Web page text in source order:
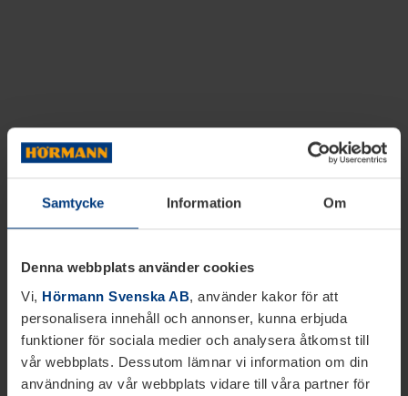
Samtycke Information Om
Denna webbplats använder cookies
Vi, Hörmann Svenska AB, använder kakor för att
personalisera innehåll och annonser, kunna erbjuda
funktioner för sociala medier och analysera åtkomst till
vår webbplats. Dessutom lämnar vi information om din
användning av vår webbplats vidare till våra partner för